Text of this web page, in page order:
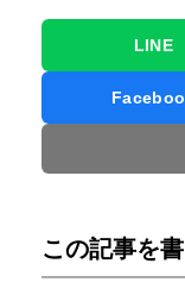
LINE
この記事を